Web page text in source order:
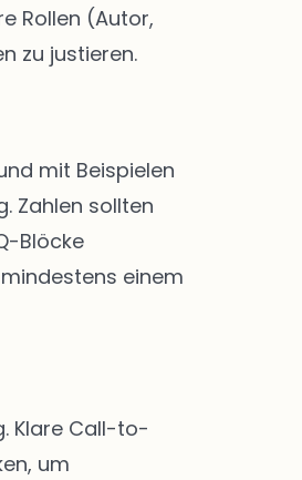
Rollen (Autor,
zu justieren.
mit Beispielen
Zahlen sollten
Blöcke
einem
Klare Call-to-
um